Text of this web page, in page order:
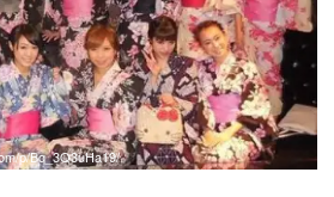
p/Bq_3Q3uHa19/